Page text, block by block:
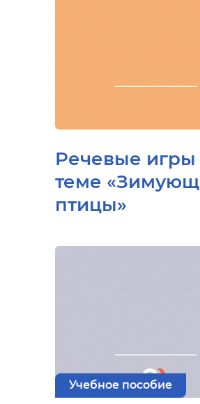
Речевые игры
теме
птицы»
Учебное пособие